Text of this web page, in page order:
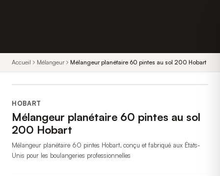
Accueil Mélangeur Mélangeur planétaire 60 pintes au sol 200 Hobart
HOBART
Mélangeur planétaire 60 pintes au sol
200 Hobart
Mélangeur planétaire 60 pintes Hobart, conçu et fabriqué aux États-
Unis pour les boulangeries professionnelles